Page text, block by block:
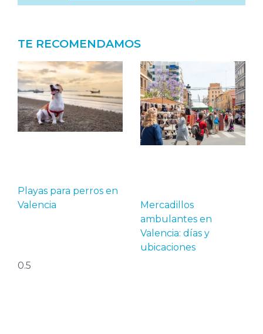
TE RECOMENDAMOS
Playas para perros en
Valencia
Mercadillos
ambulantes en
Valencia: días y
ubicaciones